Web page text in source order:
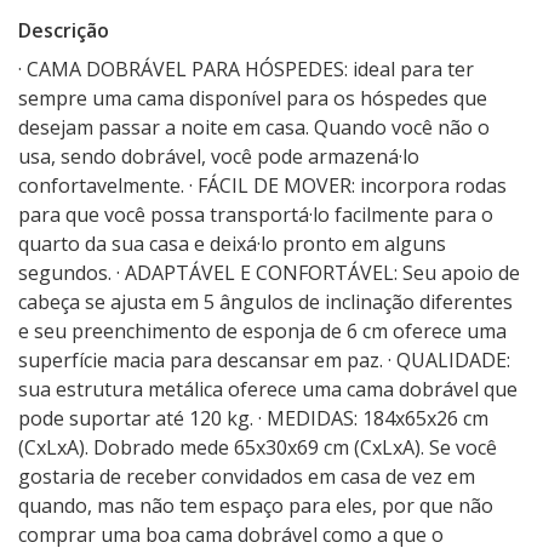
Descrição
· CAMA DOBRÁVEL PARA HÓSPEDES: ideal para ter
sempre uma cama disponível para os hóspedes que
desejam passar a noite em casa. Quando você não o
usa, sendo dobrável, você pode armazená·lo
confortavelmente. · FÁCIL DE MOVER: incorpora rodas
para que você possa transportá·lo facilmente para o
quarto da sua casa e deixá·lo pronto em alguns
segundos. · ADAPTÁVEL E CONFORTÁVEL: Seu apoio de
cabeça se ajusta em 5 ângulos de inclinação diferentes
e seu preenchimento de esponja de 6 cm oferece uma
superfície macia para descansar em paz. · QUALIDADE:
sua estrutura metálica oferece uma cama dobrável que
pode suportar até 120 kg. · MEDIDAS: 184x65x26 cm
(CxLxA). Dobrado mede 65x30x69 cm (CxLxA). Se você
gostaria de receber convidados em casa de vez em
quando, mas não tem espaço para eles, por que não
comprar uma boa cama dobrável como a que o